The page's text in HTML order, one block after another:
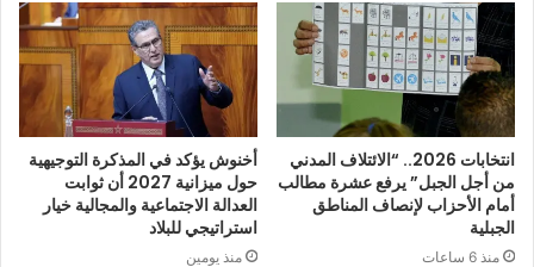
انتخابات 2026.. “الائتلاف المدني
من أجل الجبل” يرفع عشرة مطالب
أمام الأحزاب لإنصاف المناطق
الجبلية
منذ 6 ساعات
أخنوش يؤكد في المذكرة التوجيهية
حول ميزانية 2027 أن ثوابت
العدالة الاجتماعية والمجالية خيار
استراتيجي للبلاد
منذ يومين